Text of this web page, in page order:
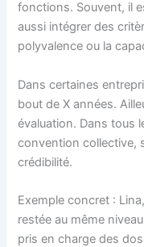
fonctions. Souvent, il
aussi intégrer des
polyvalence ou la
Dans certaines
bout de X années.
évaluation. Dans tous
convention collective,
crédibilité.
Exemple concret :
restée au même
pris en charge des